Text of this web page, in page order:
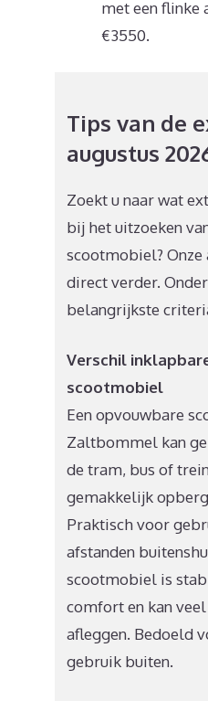
met een flinke
€3550.
Tips van de
augustus
Zoekt u naar wat
bij het uitzoeken
scootmobiel? Onze
direct verder.
belangrijkste
Verschil
scootmobiel
Een opvouwbare
Zaltbommel kan
de tram, bus of
gemakkelijk
Praktisch voor
afstanden
scootmobiel is
comfort en kan
afleggen. Bedoeld
gebruik buiten.